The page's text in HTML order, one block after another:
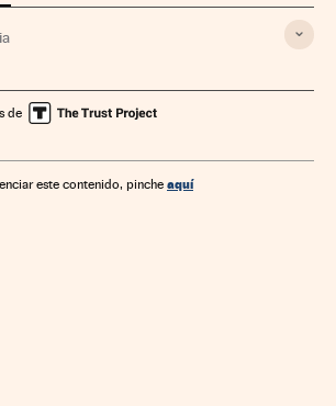
de
este contenido, pinche aquí